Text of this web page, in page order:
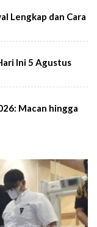
Lengkap dan Cara
Ini 5 Agustus
Macan hingga